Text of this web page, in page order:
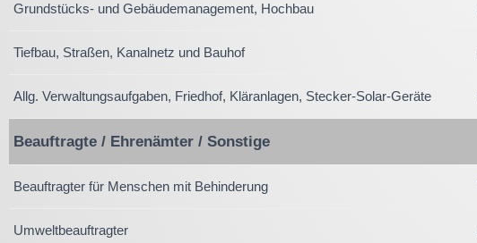
Grundstücks- und Gebäudemanagement, Hochbau
Tiefbau, Straßen, Kanalnetz und Bauhof
Allg. Verwaltungsaufgaben, Friedhof, Kläranlagen, Stecker-Solar-Geräte
Beauftragte / Ehrenämter / Sonstige
Beauftragter für Menschen mit Behinderung
Umweltbeauftragter